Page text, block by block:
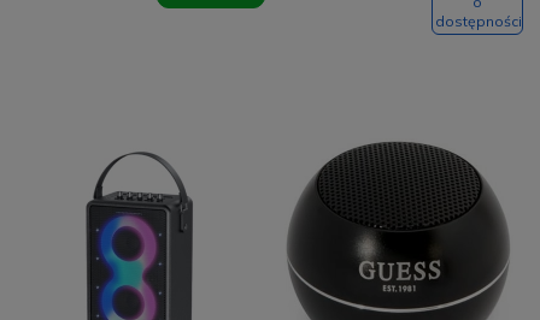
dostępności